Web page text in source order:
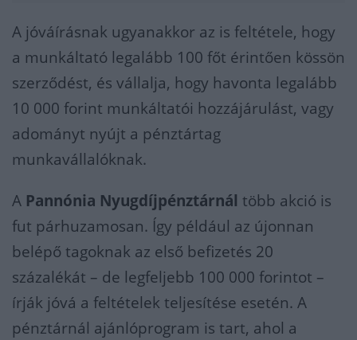
A jóváírásnak ugyanakkor az is feltétele, hogy
a munkáltató legalább 100 főt érintően kössön
szerződést, és vállalja, hogy havonta legalább
10 000 forint munkáltatói hozzájárulást, vagy
adományt nyújt a pénztártag
munkavállalóknak.
A Pannónia Nyugdíjpénztárnál több akció is
fut párhuzamosan. Így például az újonnan
belépő tagoknak az első befizetés 20
százalékát – de legfeljebb 100 000 forintot –
írják jóvá a feltételek teljesítése esetén. A
pénztárnál ajánlóprogram is tart, ahol a